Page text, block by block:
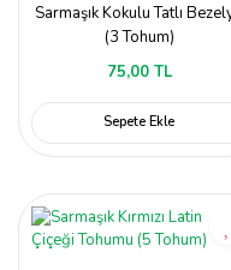
Sarmaşık Kokulu Tatlı
(3 Tohum)
75,00 TL
Sepete Ekle